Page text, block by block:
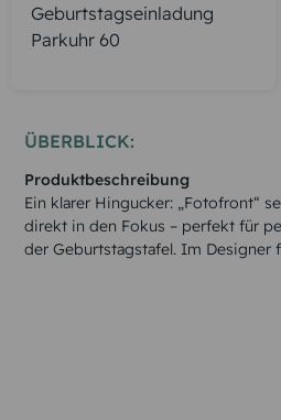
Geburtstagseinladung
Parkuhr 60
ÜBERBLICK:
Produktbeschreibung
Ein klarer Hingucker: „Fotofront“
direkt in den Fokus – perfekt für
der Geburtstagstafel. Im Designer